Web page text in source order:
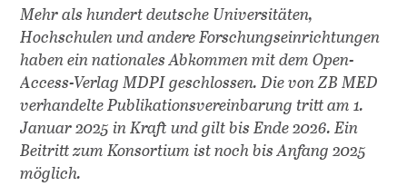
Mehr als hundert deutsche Universitäten,
Hochschulen und andere Forschungseinrichtungen
haben ein nationales Abkommen mit dem Open-
Access-Verlag MDPI geschlossen. Die von ZB MED
verhandelte Publikationsvereinbarung tritt am 1.
Januar 2025 in Kraft und gilt bis Ende 2026. Ein
Beitritt zum Konsortium ist noch bis Anfang 2025
möglich.